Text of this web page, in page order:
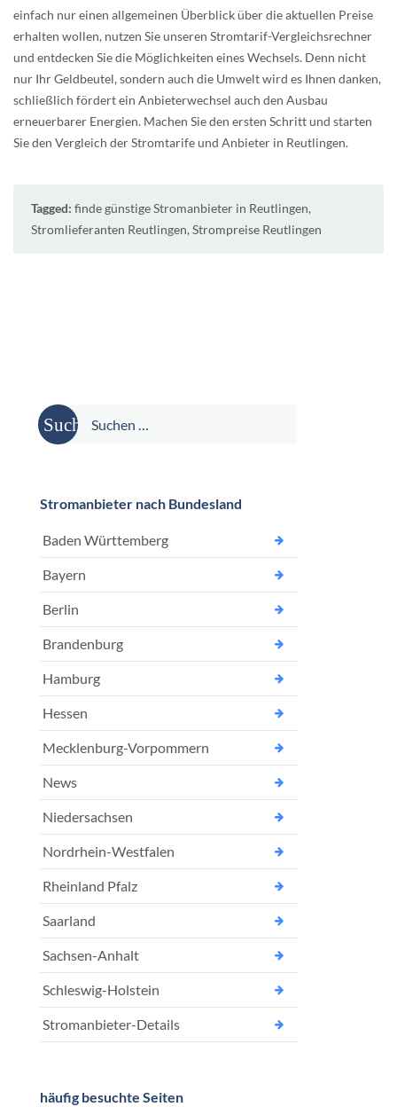
einfach nur einen allgemeinen Überblick über die aktuellen Preise
erhalten wollen, nutzen Sie unseren Stromtarif-Vergleichsrechner
und entdecken Sie die Möglichkeiten eines Wechsels. Denn nicht
nur Ihr Geldbeutel, sondern auch die Umwelt wird es Ihnen danken,
schließlich fördert ein Anbieterwechsel auch den Ausbau
erneuerbarer Energien. Machen Sie den ersten Schritt und starten
Sie den Vergleich der Stromtarife und Anbieter in Reutlingen.
Tagged: finde günstige Stromanbieter in Reutlingen,
Stromlieferanten Reutlingen, Strompreise Reutlingen
Suche
nach:
Stromanbieter nach Bundesland
Baden Württemberg
Bayern
Berlin
Brandenburg
Hamburg
Hessen
Mecklenburg-Vorpommern
News
Niedersachsen
Nordrhein-Westfalen
Rheinland Pfalz
Saarland
Sachsen-Anhalt
Schleswig-Holstein
Stromanbieter-Details
häufig besuchte Seiten